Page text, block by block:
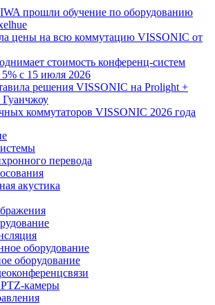
прошли обучение по оборудованию
цены на всю коммутацию VISSONIC от
стоимость конференц-систем
с 15 июля 2026
решения VISSONIC на Prolight +
Гуанчжоу
коммутаторов VISSONIC 2026 года
перевода
акустика
оборудование
оборудование
камеры